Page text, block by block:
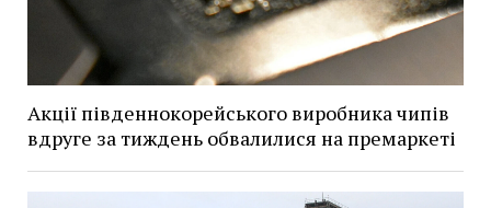
Акції південнокорейського виробника чипів
вдруге за тиждень обвалилися на премаркеті